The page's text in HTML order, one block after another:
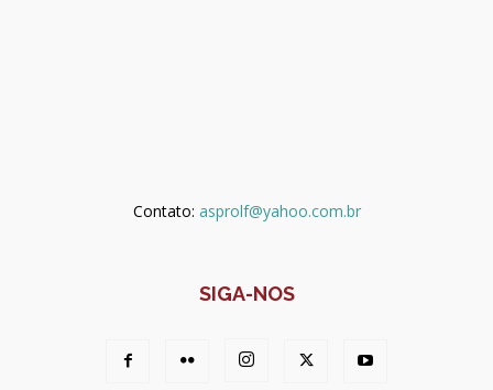
Contato: asprolf@yahoo.com.br
SIGA-NOS